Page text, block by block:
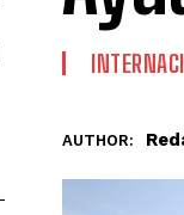
AUTHOR: